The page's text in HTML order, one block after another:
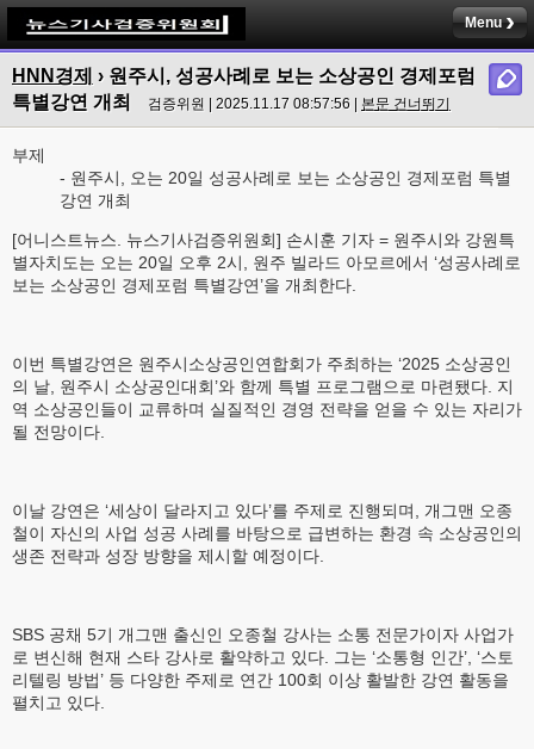
Menu
HNN경제 › 원주시, 성공사례로 보는 소상공인 경제포럼
특별강연 개최
검증위원 | 2025.11.17 08:57:56 | 본문 건너뛰기
부제
- 원주시, 오는 20일 성공사례로 보는 소상공인 경제포럼 특별
강연 개최
[어니스트뉴스. 뉴스기사검증위원회] 손시훈 기자 = 원주시와 강원특
별자치도는 오는 20일 오후 2시, 원주 빌라드 아모르에서 ‘성공사례로
보는 소상공인 경제포럼 특별강연’을 개최한다.
이번 특별강연은 원주시소상공인연합회가 주최하는 ‘2025 소상공인
의 날, 원주시 소상공인대회’와 함께 특별 프로그램으로 마련됐다. 지
역 소상공인들이 교류하며 실질적인 경영 전략을 얻을 수 있는 자리가
될 전망이다.
이날 강연은 ‘세상이 달라지고 있다’를 주제로 진행되며, 개그맨 오종
철이 자신의 사업 성공 사례를 바탕으로 급변하는 환경 속 소상공인의
생존 전략과 성장 방향을 제시할 예정이다.
SBS 공채 5기 개그맨 출신인 오종철 강사는 소통 전문가이자 사업가
로 변신해 현재 스타 강사로 활약하고 있다. 그는 ‘소통형 인간’, ‘스토
리텔링 방법’ 등 다양한 주제로 연간 100회 이상 활발한 강연 활동을
펼치고 있다.